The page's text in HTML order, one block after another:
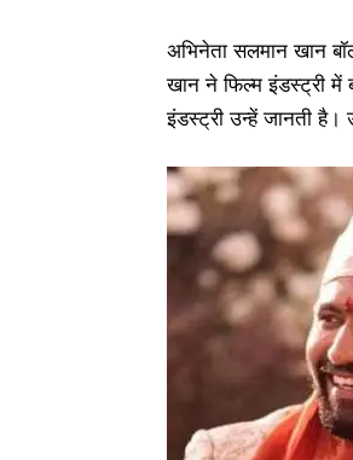
अभिनेता सलमान खान
खान ने फिल्म इंडस्ट्री में
इंडस्ट्री उन्हें जानती